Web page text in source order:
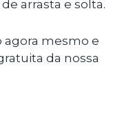
arrasta e solta.
mesmo e
da nossa